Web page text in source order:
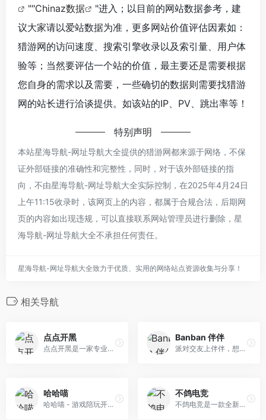
""Chinaz数据
"进入；以目前的网站数据参考，建
议大家请以爱站数据为准，更多网站价值评估因素如：
猎游网的访问速度、搜索引擎收录以及索引量、用户体
验等；当然要评估一个站的价值，最主要还是需要根据
您自身的需求以及需要，一些确切的数据则需要找猎游
网的站长进行洽谈提供。如该站的IP、PV、跳出率等！
特别声明
本站星海导航-网址导航大全提供的猎游网都来源于网络，不保
证外部链接的准确性和完整性，同时，对于该外部链接的指
向，不由星海导航-网址导航大全实际控制，在2025年4月24日
上午11:15收录时，该网页上的内容，都属于合规合法，后期网
页的内容如出现违规，可以直接联系网站管理员进行删除，星
海导航-网址导航大全不承担任何责任。
星海导航-网址导航大全致力于优质、实用的网络站点资源收集与分享！
相关导航
点点开黑
点点开黑是一家专业的游戏大神平台，这里可以找到吃鸡大神、绝地求生大神、lol大神、和平精英大神、王者荣耀大神等一系列游戏大神，还有心仪的美女队 长等着你。我们旨在打造一个真实、健康、安全的游戏、交友大神平台。
Banban 伴伴
派对交友上伴伴，想有伴，就有伴。伴伴，是一款聚集了千万年轻人的实时场景社交平台，我们的使命是用科技让人与人的连接更高效。
哈哈喵
哈哈喵 - 游戏陪玩开黑平台 - 哈哈喵官方网站
不鸽电竞
不鸽电竞是一款全新的电竞资讯平台，这里汇集最尖端的电竞资讯。在不鸽，每个玩家都可以在线上快速匹配到高玩男神女神作为开黑伙伴，也可以用自己的游戏特长获取报酬，入驻不鸽的高校游戏陪练均有傲人的联赛成绩，更有一大波高颜值主播强势带你上分带你飞。